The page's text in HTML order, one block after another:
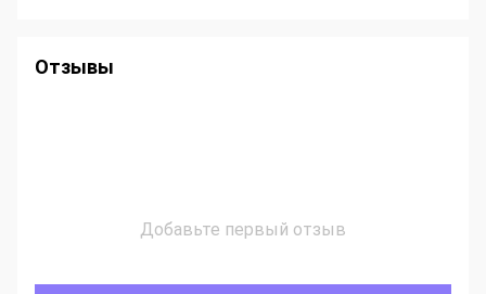
Отзывы
Добавьте первый отзыв